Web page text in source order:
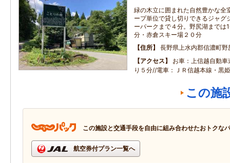
緑の木立に囲まれた自然豊かな全
ープ単位で貸し切りできるジャグ
ーパークまで４分。野尻湖までは
分・赤倉スキー場２０分
住所
長野県上水内郡信濃町
アクセス
お車：上信越自動
り５分//電車：ＪＲ信越本線・黒
この施
この施設と交通手段を自由に組み合わせたおトクな
航空券付プラン一覧へ